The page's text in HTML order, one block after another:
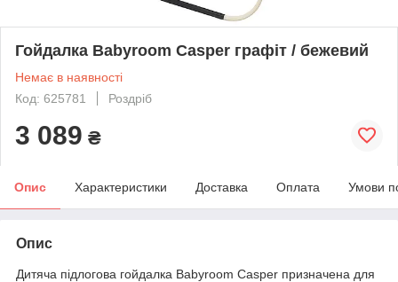
Гойдалка Babyroom Casper графіт / бежевий
Немає в наявності
Код: 625781
Роздріб
3 089 ₴
Опис Характеристики Доставка Оплата Умови
Опис
Дитяча підлогова гойдалка Babyroom Casper призначена для